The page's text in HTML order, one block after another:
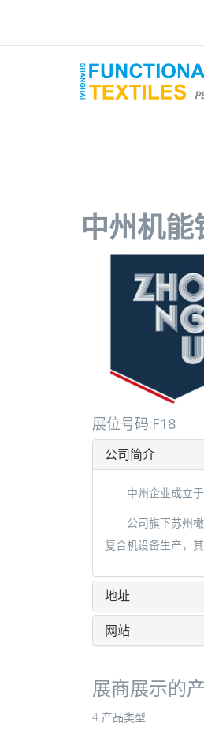
中州机
展位号码:F18
公司简介
中州企业成立于
公司旗下苏州橄
复合机设备生产，
地址
网站
展商展示的
4 产品类型